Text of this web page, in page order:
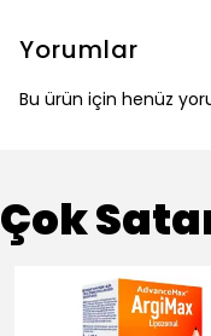
Yorumlar
Bu ürün için henüz
Çok